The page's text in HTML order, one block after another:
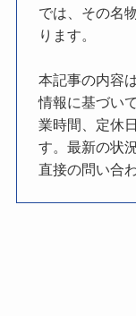
では、その名
ります。
本記事の内容
情報に基づい
業時間、定休
す。最新の状
直接の問い合